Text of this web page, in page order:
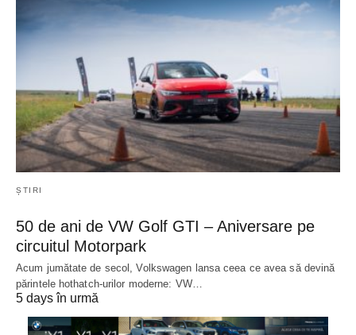
ȘTIRI
50 de ani de VW Golf GTI – Aniversare pe
circuitul Motorpark
Acum jumătate de secol, Volkswagen lansa ceea ce avea să devină
părintele hothatch-urilor moderne: VW…
5 days în urmă